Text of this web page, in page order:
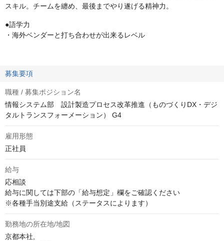
スキル。チームを纏め、最後までやり遂げる精神力。
●語学力
・海外ベンダーと打ち合わせが出来るレベル
募集要項
職種 / 募集ポジション名
情報システム部 設計製造プロセス改革推進（ものづくりDX・デジ
タルトランスフォーメーション） G4
雇用形態
正社員
給与
応相談
給与に関しては下部の「給与想定」欄をご確認ください
※各種手当別途支給（ステータスによります）
勤務地の所在地/地図
京都本社,